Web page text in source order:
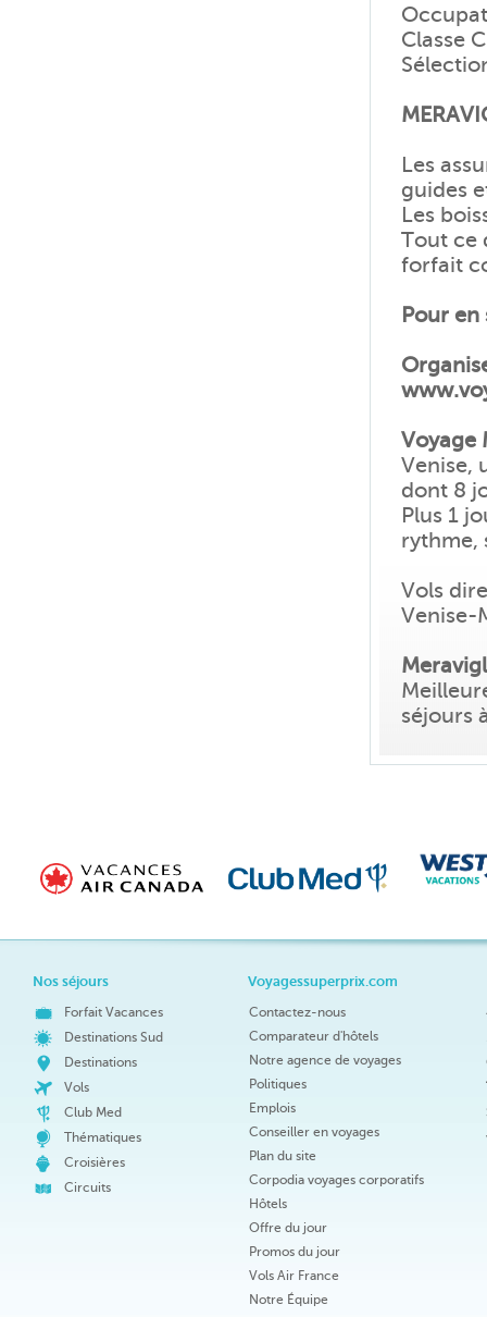
Classe
Les
guides
Les
Tout ce
forfait
Pour
Voyage
Venise,
dont 8
Plus 1
rythme,
Vols
Venise-
séjours
Nos séjours
Forfait Vacances
Destinations Sud
Destinations
Vols
Club Med
Thématiques
Croisières
Circuits
Voyagessuperprix.com
Contactez-nous
Comparateur d'hôtels
Notre agence de voyages
Politiques
Emplois
Conseiller en voyages
Plan du site
Corpodia voyages corporatifs
Hôtels
Offre du jour
Promos du jour
Vols Air France
Notre Équipe